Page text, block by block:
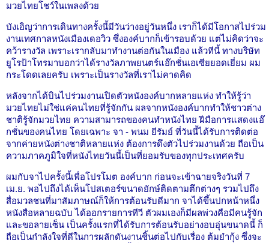
มวยไทยโชว์ในเพลงด้วย
บังเอิญว่าการเดินทางครั้งนี้มีวันว่างอยู่วันหนึ่ง เราก็ได้มีโอกาสไปร่วม
งานเทศกาลหนังเมืองเดอวิว ซึ่งองค์บากก็เข้ารอบด้วย แต่ไม่คิดว่าจะ
คว้ารางวัล เพราะเรากลับมาทำงานต่อกันในเมือง แล้วทีนี้ ทางบริษัท
ยูโรป้าโทรมาบอกว่าได้รางวัลภาพยนตร์แอ๊กชั่นเอเซียยอดเยี่ยม ผม
กระโดดเลยครับ เพราะเป็นรางวัลที่เราไม่คาดคิด
หลังจากได้บินไปร่วมงานเปิดตัวหนังองค์บากหลายแห่ง ทำให้รู้ว่า
มวยไทยไม่ใช่แค่คนไทยที่รู้จักกัน ผลจากหนังองค์บากทำให้ชาวต่าง
ชาติรู้จักมวยไทย ความสามารถของคนทำหนังไทย ฝีมือการแสดงแอ๊
กชั่นของคนไทย โดยเฉพาะ จา - พนม ยีรัมย์ ที่วันนี้ได้รับการติดต่อ
จากค่ายหนังต่างชาติหลายแห่ง ต้องการดึงตัวไปร่วมงานด้วย ถือเป็น
ความภาคภูมิใจที่หนังไทยวันนี้เป็นที่ยอมรับของทุกประเทศครับ
ผมกับจาไปครั้งนี้เพื่อโปรโมต องค์บาก ก่อนจะเข้าฉายจริงวันที่ 7
เม.ย. พอไปถึงได้เห็นโปสเตอร์ขนาดยักษ์ติดตามตึกต่างๆ รวมไปถึง
สื่อมวลชนที่มาสัมภาษณ์ก็ให้การต้อนรับดีมาก จาได้ขึ้นปกหน้าหนึ่ง
หนังสือหลายฉบับ ได้ออกรายการทีวี ตัวผมเองก็มีผลพ่วงคือมีคนรู้จัก
และขอลายเซ็น เป็นครั้งแรกที่ได้รับการต้อนรับอย่างอบอุ่นขนาดนี้ ก็
ถือเป็นกำลังใจที่ดีในการผลักดันงานชิ้นต่อไปกับเรื่อง ต้มยำกุ้ง ซึ่งจะ